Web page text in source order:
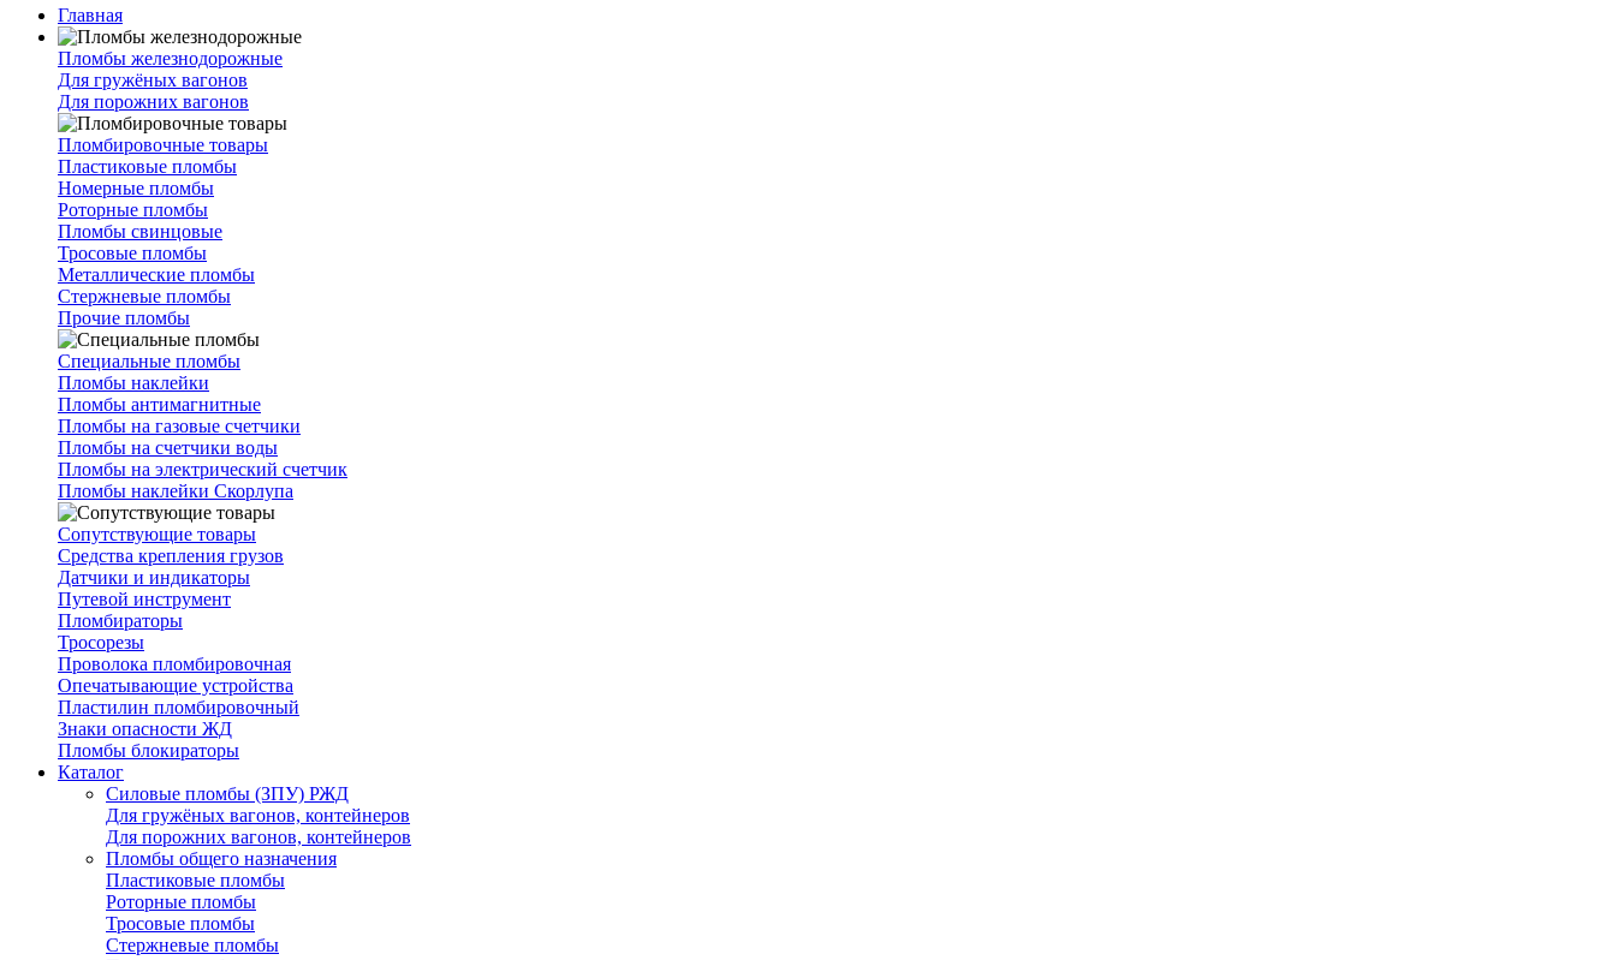
Главная
Пломбы железнодорожные
Для гружёных вагонов
Для порожних вагонов
Пломбировочные товары
Пластиковые пломбы
Номерные пломбы
Роторные пломбы
Пломбы свинцовые
Тросовые пломбы
Металлические пломбы
Стержневые пломбы
Прочие пломбы
Специальные пломбы
Пломбы наклейки
Пломбы антимагнитные
Пломбы на газовые счетчики
Пломбы на счетчики воды
Пломбы на электрический счетчик
Пломбы наклейки Скорлупа
Сопутствующие товары
Средства крепления грузов
Датчики и индикаторы
Путевой инструмент
Пломбираторы
Тросорезы
Проволока пломбировочная
Опечатывающие устройства
Пластилин пломбировочный
Знаки опасности ЖД
Пломбы блокираторы
Каталог
Силовые пломбы (ЗПУ) РЖД
Для гружёных вагонов, контейнеров
Для порожних вагонов, контейнеров
Пломбы общего назначения
Пластиковые пломбы
Роторные пломбы
Тросовые пломбы
Стержневые пломбы